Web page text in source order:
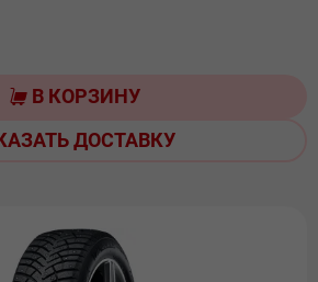
В КОРЗИНУ
ДОСТАВКУ